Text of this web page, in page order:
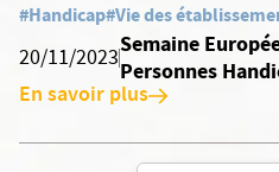
#Handicap#Vie des
20/11/2023
Semaine
Personnes
En savoir plus